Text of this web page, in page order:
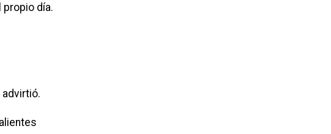
propio día.
advirtió.